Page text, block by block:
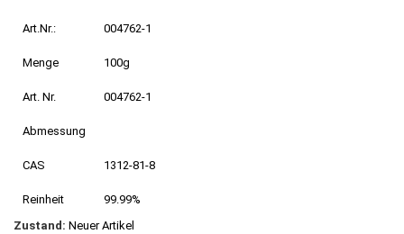
Art.Nr.: 004762-1
Menge 100g
Art. Nr. 004762-1
Abmessung
CAS 1312-81-8
Reinheit
99.99%
Zustand: Neuer Artikel